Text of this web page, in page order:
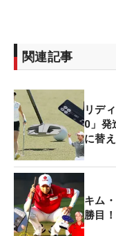
関連記事
リデ
0」発
に替
キム
勝目